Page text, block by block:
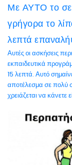
Με ΑΥΤΟ το
γρήγορα το
λεπτά
Αυτές οι ασκήσεις
εκπαιδευτικά
15 λεπτά. Αυτό
αποτέλεσμα σε πολύ
χρειάζεται να κάνετε